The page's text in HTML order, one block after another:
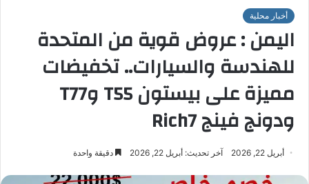
أخبار محلية
اليمن : عروض قوية من المتحدة
للهندسة والسيارات.. تخفيضات
مميزة على بيستون T55 وT77
ودونج فينج Rich7
أبريل 22, 2026 آخر تحديث: أبريل 22, 2026 دقيقة واحدة